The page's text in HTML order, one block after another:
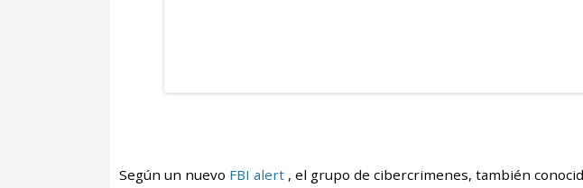
Según un nuevo FBI alert , el grupo de cibercrimenes, también